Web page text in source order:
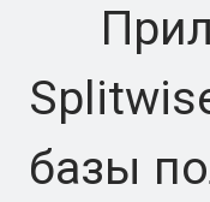
базы